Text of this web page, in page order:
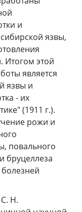
и
язвы,
Итогом этой
является
язвы и
- их
(1911 г.).
рожи и
повального
бруцеллеза
болезней
Н.